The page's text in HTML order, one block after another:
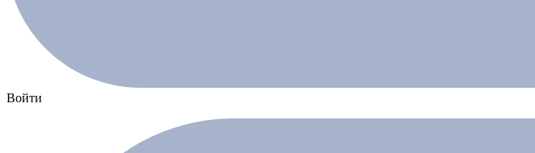
Войти